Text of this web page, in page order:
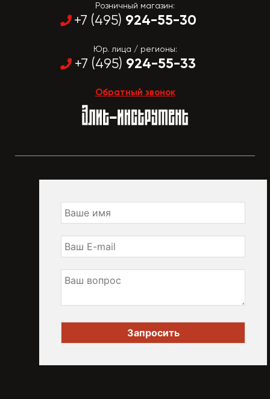
Розничный магазин:
+7 (495) 924-55-30
Юр. лица / регионы:
+7 (495) 924-55-33
Обратный звонок